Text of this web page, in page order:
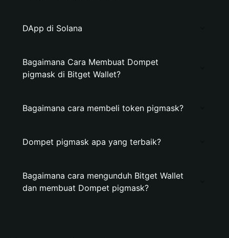
DApp di Solana
Bagaimana Cara Membuat Dompet
pigmask di Bitget Wallet?
Bagaimana cara membeli token pigmask?
Dompet pigmask apa yang terbaik?
Bagaimana cara mengunduh Bitget Wallet
dan membuat Dompet pigmask?